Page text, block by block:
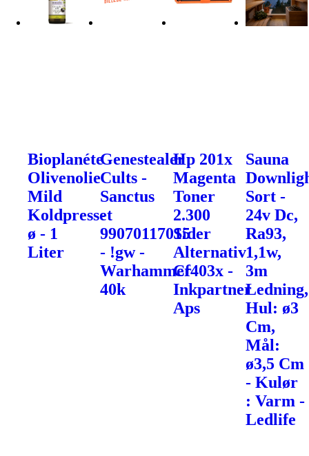
Bioplanéte
Olivenolie
Mild
Koldpresset
ø - 1
Liter
Genestealer
Cults -
Sanctus
-
99070117015
- !gw -
Warhammer
40k
Hp 201x
Magenta
Toner
2.300
Sider
Alternativ
Cf403x -
Inkpartner
Aps
Sauna
Sort -
24v Dc,
Ra93,
1,1w,
3m
Ledning,
Hul: ø3
Cm,
Mål:
ø3,5 Cm
- Kulør
: Varm -
Ledlife